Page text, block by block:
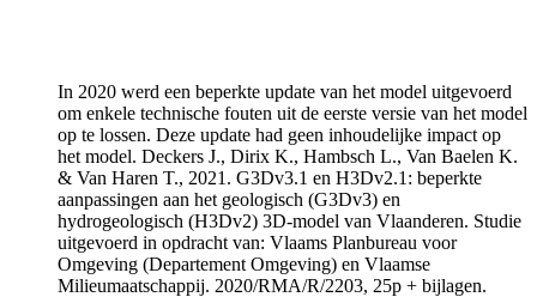
In 2020 werd een beperkte update van het model uitgevoerd
om enkele technische fouten uit de eerste versie van het model
op te lossen. Deze update had geen inhoudelijke impact op
het model. Deckers J., Dirix K., Hambsch L., Van Baelen K.
& Van Haren T., 2021. G3Dv3.1 en H3Dv2.1: beperkte
aanpassingen aan het geologisch (G3Dv3) en
hydrogeologisch (H3Dv2) 3D-model van Vlaanderen. Studie
uitgevoerd in opdracht van: Vlaams Planbureau voor
Omgeving (Departement Omgeving) en Vlaamse
Milieumaatschappij. 2020/RMA/R/2203, 25p + bijlagen.